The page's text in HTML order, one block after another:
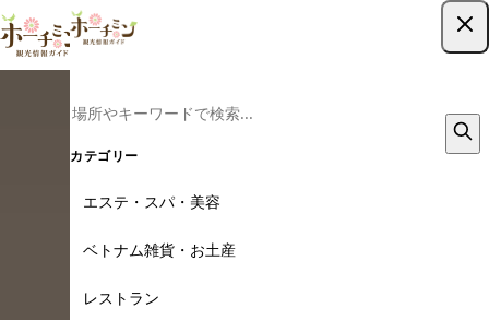
カテゴリー
エステ・スパ・美容
ベトナム雑貨・お土産
レストラン